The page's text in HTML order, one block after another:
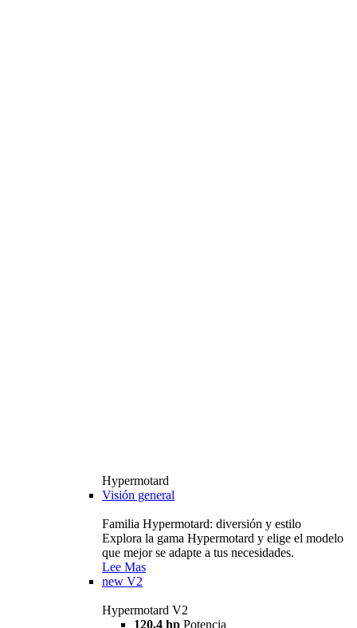
Hypermotard
Visión general
Familia Hypermotard: diversión y estilo
Explora la gama Hypermotard y elige el modelo
que mejor se adapte a tus necesidades.
Lee Mas
new V2
Hypermotard V2
120,4 hp Potencia